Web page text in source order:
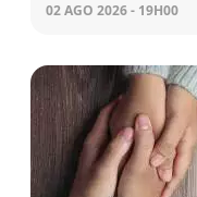
02 AGO 2026 - 19H00